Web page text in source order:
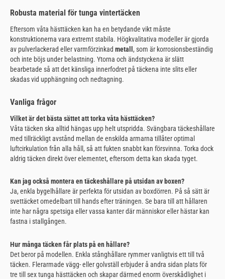
Robusta material för tunga vintertäcken
Eftersom våta hästtäcken kan ha en betydande vikt måste
konstruktionerna vara extremt stabila. Högkvalitativa modeller är gjorda
av pulverlackerad eller varmförzinkad metall , som är korrosionsbeständig
och inte böjs under belastning. Ytorna och ändstyckena är slätt
bearbetade så att det känsliga innerfodret på täckena inte slits eller
skadas vid upphängning och nedtagning.
Vanliga frågor
Vilket är det bästa sättet att torka våta hästtäcken?
Våta täcken ska alltid hängas upp helt utspridda. Svängbara täckeshållare
med tillräckligt avstånd mellan de enskilda armarna tillåter optimal
luftcirkulation från alla håll, så att fukten snabbt kan försvinna. Torka dock
aldrig täcken direkt över elementet, eftersom detta kan skada tyget.
Kan jag också montera en täckeshållare på utsidan av boxen?
Ja, enkla bygelhållare är perfekta för utsidan av boxdörren. På så sätt är
svettäcket omedelbart till hands efter träningen. Se bara till att hållaren
inte har några spetsiga eller vassa kanter där människor eller hästar kan
fastna i stallgången.
Hur många täcken får plats på en hållare?
Det beror på modellen. Enkla stånghållare rymmer vanligtvis ett till två
täcken. Flerarmade vägg- eller golvställ erbjuder å andra sidan plats för
tre till sex tunga hästtäcken och skapar därmed enorm överskådlighet i